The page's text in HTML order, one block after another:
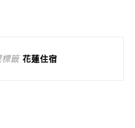
籤 花蓮住宿